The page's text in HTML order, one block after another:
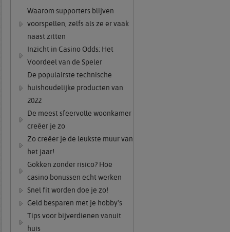
Waarom supporters blijven
voorspellen, zelfs als ze er vaak
naast zitten
Inzicht in Casino Odds: Het
Voordeel van de Speler
De populairste technische
huishoudelijke producten van
2022
De meest sfeervolle woonkamer
creëer je zo
Zo creëer je de leukste muur van
het jaar!
Gokken zonder risico? Hoe
casino bonussen echt werken
Snel fit worden doe je zo!
Geld besparen met je hobby's
Tips voor bijverdienen vanuit
huis